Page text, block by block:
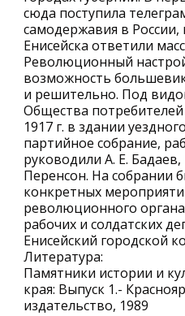
сюда поступила
самодержавия в России,
Енисейска ответили
Революционный
возможность
и решительно. Под
Общества
1917 г. в здании
партийное собрание,
руководили А. Е.
Перенсон. На собрании
конкретных
революционного
рабочих и солдатских
Енисейский городской
Литература:
Памятники истории и
края: Выпуск 1.-
издательство, 1989